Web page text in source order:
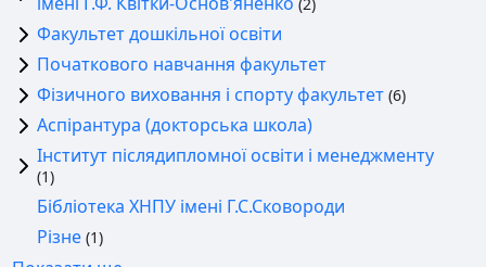
(2)
Факультет дошкільної освіти
Початкового навчання факультет
Фізичного виховання і спорту факультет (6)
Аспірантура (докторська школа)
Інститут післядипломної освіти і менеджменту
(1)
Бібліотека ХНПУ імені Г.С.Сковороди
Рiзне (1)